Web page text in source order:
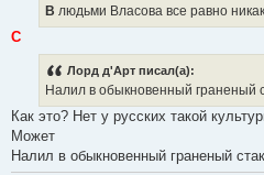
В людьми Власова все равно
С
Лорд д'Арт писал(а):
Налил в обыкновенный граненый
Как это? Нет у русских такой
Может
Налил в обыкновенный граненый